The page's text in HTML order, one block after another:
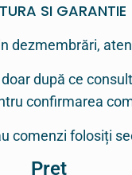
SI GARANTIE
dezmembrări,
după ce
confirmarea
comenzi folosiți
Preț